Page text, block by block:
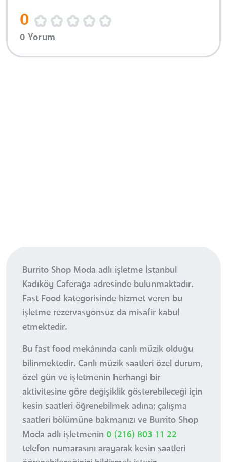
0
0 Yorum
Burrito Shop Moda adlı işletme İstanbul
Kadıköy Caferağa adresinde bulunmaktadır.
Fast Food kategorisinde hizmet veren bu
işletme rezervasyonsuz da misafir kabul
etmektedir.
Bu fast food mekânında canlı müzik olduğu
bilinmektedir. Canlı müzik saatleri özel durum,
özel gün ve işletmenin herhangi bir
aktivitesine göre değişiklik gösterebileceği için
kesin saatleri öğrenebilmek adına; çalışma
saatleri bölümüne bakmanızı ve Burrito Shop
Moda adlı işletmenin 0 (216) 803 11 22
telefon numarasını arayarak kesin saatleri